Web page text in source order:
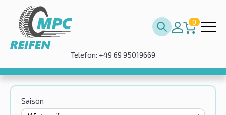
0
Telefon: +49 69 95019669
Saison